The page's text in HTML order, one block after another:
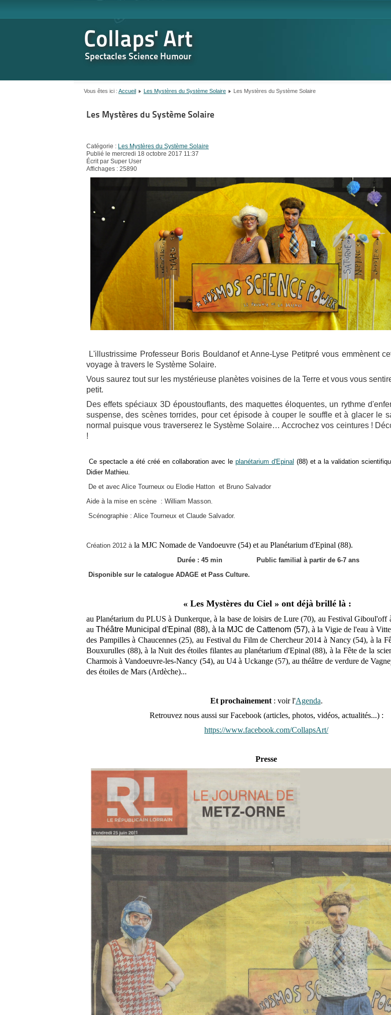
Collaps' Art
Spectacles Science Humour
Vous êtes ici : Accueil Les Mystères du Système Solaire Les Mystères du Système Solaire
Les Mystères du Système Solaire
Catégorie :
Les Mystères du Système Solaire
Publié le mercredi 18 octobre 2017 11:37
Écrit par Super User
Affichages : 25890
L'illustrissime Professeur Boris Bouldanof et Anne-Lyse Petitpré vous emmènent
voyage à travers le Système Solaire.
Vous saurez tout sur les mystérieuse planètes voisines de la Terre et vous vous
petit.
Des effets spéciaux 3D époustouflants, des maquettes éloquentes, un rythme
suspense, des scènes torrides, pour cet épisode à couper le souffle et à glacer le
normal puisque vous traverserez le Système Solaire… Accrochez vos ceintures !
!
Ce spectacle a été créé en collaboration avec le planétarium d'Epinal (88) et a la validation
Didier Mathieu.
De et avec Alice Tourneux ou Elodie Hatton et Bruno Salvador
Aide à la mise en scène : William Masson.
Scénographie : Alice Tourneux et Claude Salvador.
Création 2012 à la MJC Nomade de Vandoeuvre (54) et au Planétarium d'Epinal (88).
Durée : 45 minPublic familial à partir de 6-7 ans
Disponible sur le catalogue ADAGE et Pass Culture.
« Les Mystères du Ciel » ont déjà brillé là :
au Planétarium du PLUS à Dunkerque, à la base de loisirs de Lure (70), au Festival Giboul'off
auThéâtre Municipal d'Epinal (88), à la MJC de Cattenom (57), à la Vigie de l'eau à
des Pampilles à Chaucennes (25), au Festival du Film de Chercheur 2014 à Nancy(54), à la
Bouxurulles (88),à laNuit des étoiles filantes au planétarium d'Epinal (88), à la Fête de la
Charmois à Vandoeuvre-les-Nancy (54), au U4 à Uckange (57), au théâtre de verdure de
des étoiles de Mars (Ardèche)...
Et prochainement: voir l'Agenda.
Retrouvez nous aussi sur Facebook (articles, photos, vidéos, actualités...) :
https://www.facebook.com/CollapsArt/
Presse